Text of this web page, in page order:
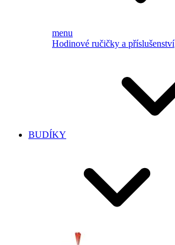
menu
Hodinové ručičky a příslušenství
BUDÍKY